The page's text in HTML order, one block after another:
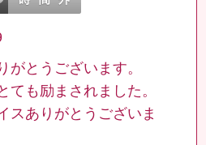
がとうございます。
ても励まされました。
スありがとうございま